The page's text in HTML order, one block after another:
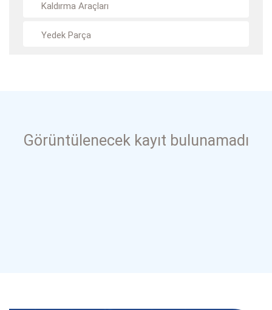
Kaldırma Araçları
Yedek Parça
Görüntülenecek kayıt bulunamadı